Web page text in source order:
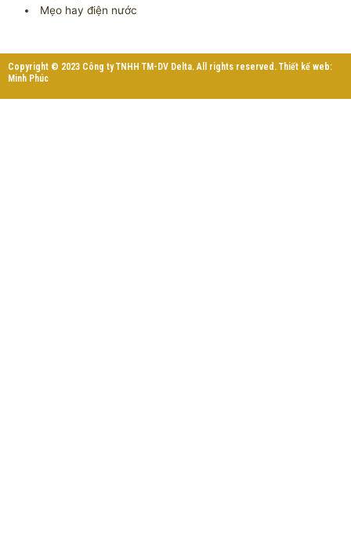
Mẹo hay điện nước
Copyright © 2023 Công ty TNHH TM-DV Delta. All rights reserved. Thiết kế web:
Minh Phúc